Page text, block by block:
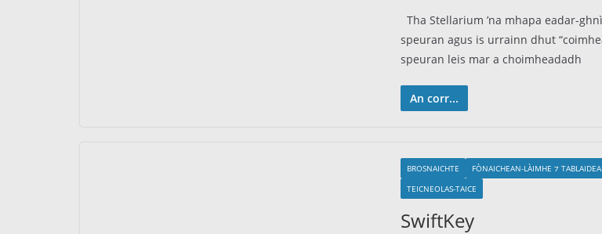
Tha Stellarium ’na mhapa eadar-
speuran agus is urrainn dhut
speuran leis mar a choimheadadh
An corr...
BROSNAICHTE
FÒNAICHEAN-LÀIMHE ⁊
TEICNEOLAS-TAICE
SwiftKey